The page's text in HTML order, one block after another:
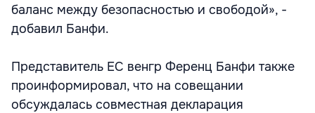
баланс между безопасностью и свободой», -
добавил Банфи.
Представитель ЕС венгр Ференц Банфи также
проинформировал, что на совещании
обсуждалась совместная декларация